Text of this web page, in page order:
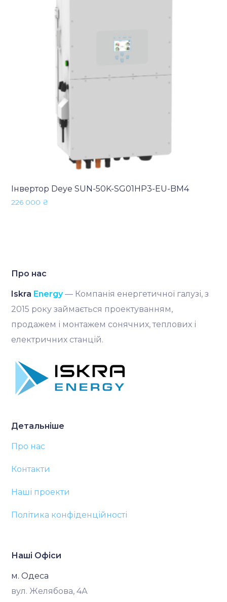
Інвертор Deye SUN-50K-SG01HP3-EU-BM4
226 000 ₴
Про нас
Iskra Energy— Компанія енергетичної галузі, з
2015 року займається проектуванням,
продажем і монтажем сонячних, теплових і
електричних станцій.
Детальніше
Про нас
Контакти
Наші проекти
Політика конфіденційності
Наші Офіси
м. Одеса
вул. Желябова, 4А